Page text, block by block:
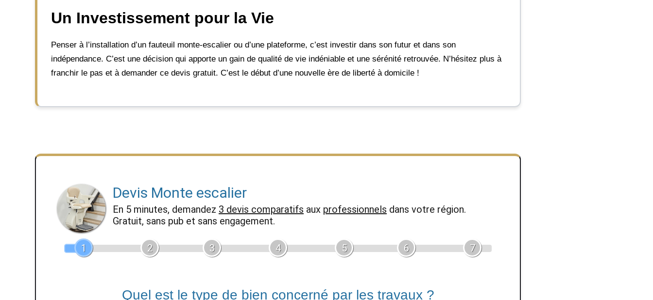
Un Investissement pour la Vie
Penser à l’installation d’un fauteuil monte-escalier ou d’une plateforme, c’est investir dans son futur et dans son
indépendance. C’est une décision qui apporte un gain de qualité de vie indéniable et une sérénité retrouvée. N’hésitez plus à
franchir le pas et à demander ce devis gratuit. C’est le début d’une nouvelle ère de liberté à domicile !
Devis Monte escalier
En 5 minutes, demandez 3 devis comparatifs aux professionnels dans votre région.
Gratuit, sans pub et sans engagement.
1 2 3 4 5 6 7
Quel est le type de bien concerné par les travaux ?